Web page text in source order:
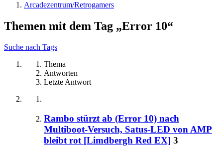
Arcadezentrum/Retrogamers
Themen mit dem Tag „Error 10“
Suche nach Tags
Thema
Antworten
Letzte Antwort
Rambo stürzt ab (Error 10) nach
Multiboot-Versuch, Satus-LED von AMP
bleibt rot [Limdbergh Red EX] 3